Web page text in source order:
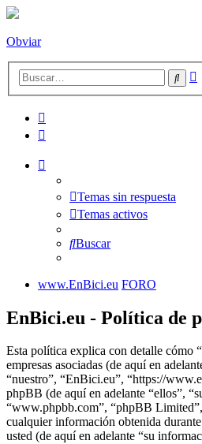
Obviar
Temas sin respuesta
Temas activos
Buscar
www.EnBici.eu FORO
EnBici.eu - Política de
Esta política explica con detalle cómo
empresas asociadas (de aquí en
“nuestro”, “EnBici.eu”, “https://
phpBB (de aquí en adelante “ellos”,
“www.phpbb.com”, “phpBB
cualquier información obtenida
usted (de aquí en adelante “su